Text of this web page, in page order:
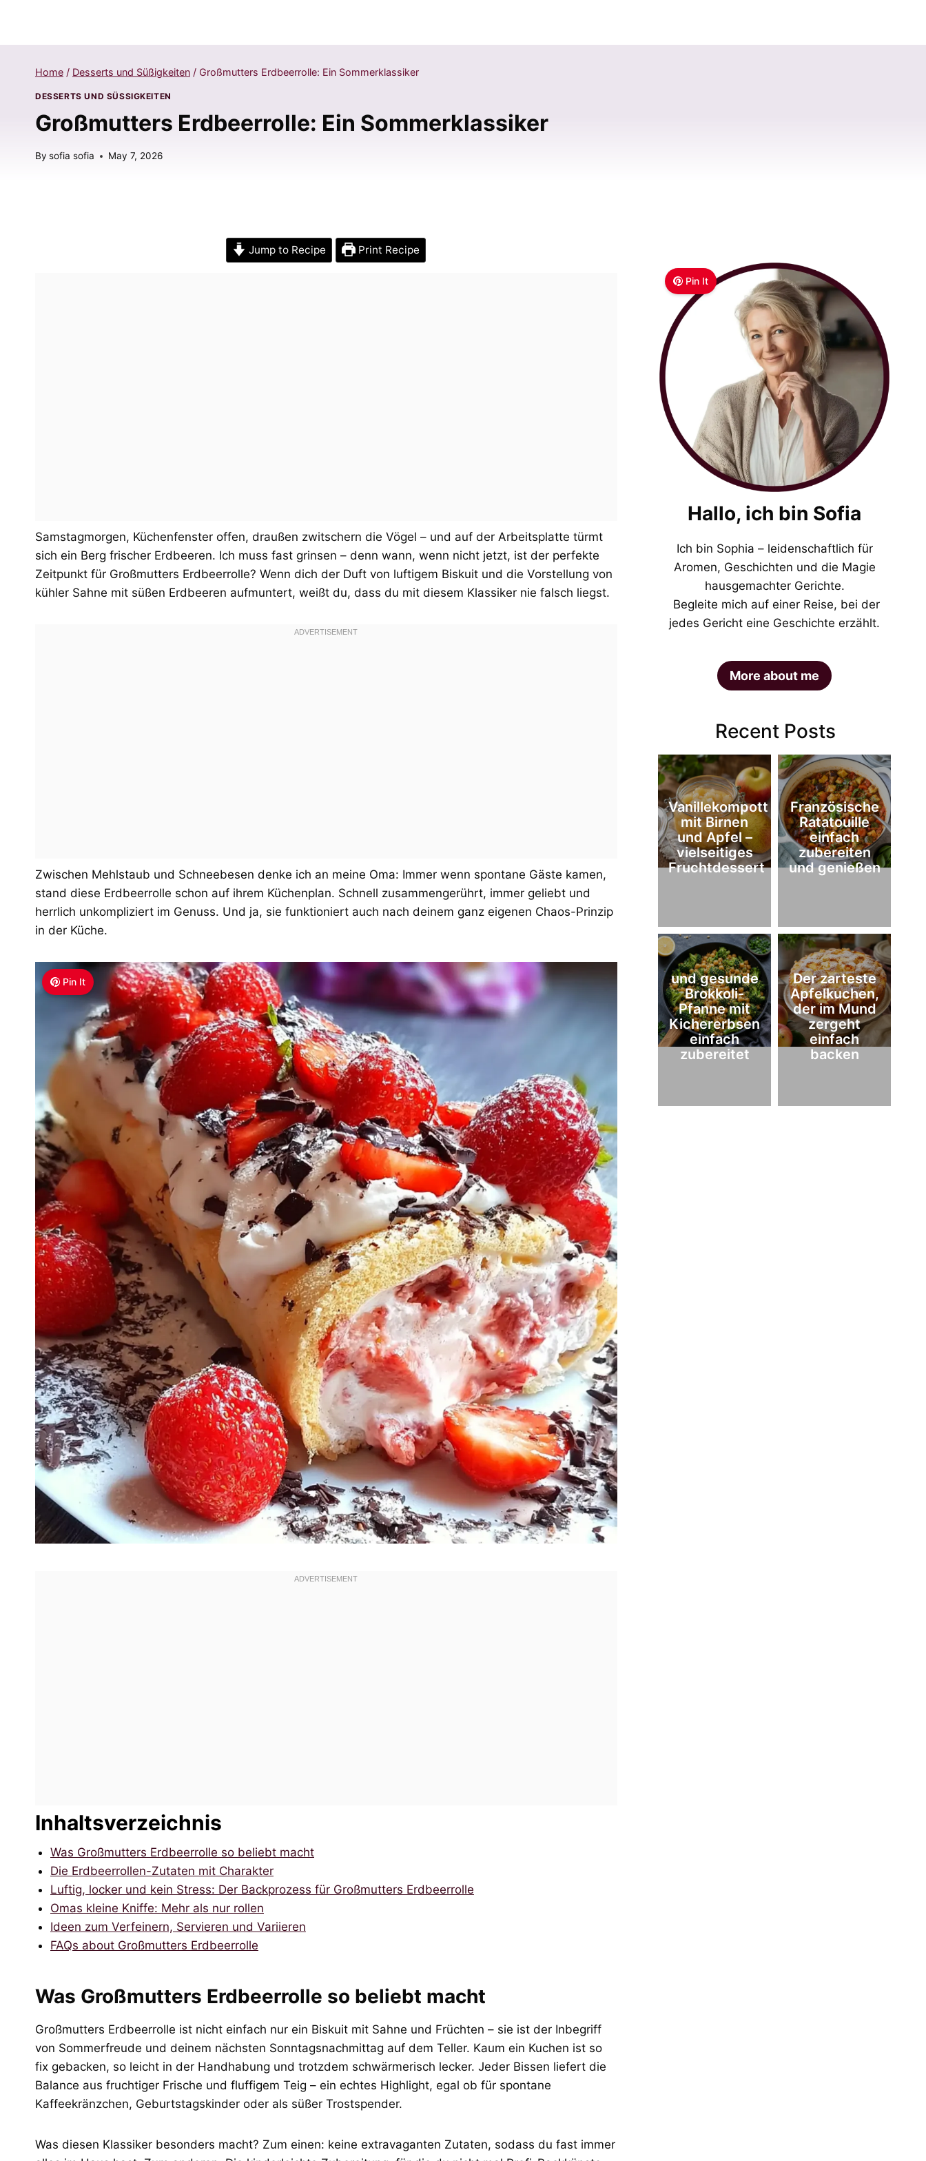
Home / Desserts und Süßigkeiten / Großmutters Erdbeerrolle: Ein Sommerklassiker
DESSERTS UND SÜSSIGKEITEN
Großmutters Erdbeerrolle: Ein Sommerklassiker
By sofia sofia May 7, 2026
Jump to Recipe Print Recipe
Samstagmorgen, Küchenfenster offen, draußen zwitschern die Vögel – und auf der Arbeitsplatte türmt
sich ein Berg frischer Erdbeeren. Ich muss fast grinsen – denn wann, wenn nicht jetzt, ist der perfekte
Zeitpunkt für Großmutters Erdbeerrolle? Wenn dich der Duft von luftigem Biskuit und die Vorstellung von
kühler Sahne mit süßen Erdbeeren aufmuntert, weißt du, dass du mit diesem Klassiker nie falsch liegst.
Zwischen Mehlstaub und Schneebesen denke ich an meine Oma: Immer wenn spontane Gäste kamen,
stand diese Erdbeerrolle schon auf ihrem Küchenplan. Schnell zusammengerührt, immer geliebt und
herrlich unkompliziert im Genuss. Und ja, sie funktioniert auch nach deinem ganz eigenen Chaos-Prinzip
in der Küche.
Pin It
Inhaltsverzeichnis
Was Großmutters Erdbeerrolle so beliebt macht
Die Erdbeerrollen-Zutaten mit Charakter
Luftig, locker und kein Stress: Der Backprozess für Großmutters Erdbeerrolle
Omas kleine Kniffe: Mehr als nur rollen
Ideen zum Verfeinern, Servieren und Variieren
FAQs about Großmutters Erdbeerrolle
Was Großmutters Erdbeerrolle so beliebt macht
Großmutters Erdbeerrolle ist nicht einfach nur ein Biskuit mit Sahne und Früchten – sie ist der Inbegriff
von Sommerfreude und deinem nächsten Sonntagsnachmittag auf dem Teller. Kaum ein Kuchen ist so
fix gebacken, so leicht in der Handhabung und trotzdem schwärmerisch lecker. Jeder Bissen liefert die
Balance aus fruchtiger Frische und fluffigem Teig – ein echtes Highlight, egal ob für spontane
Kaffeekränzchen, Geburtstagskinder oder als süßer Trostspender.
Was diesen Klassiker besonders macht? Zum einen: keine extravaganten Zutaten, sodass du fast immer
Pin It
Hallo, ich bin Sofia
Ich bin Sophia – leidenschaftlich für
Aromen, Geschichten und die Magie
hausgemachter Gerichte.
Begleite mich auf einer Reise, bei der
jedes Gericht eine Geschichte erzählt.
More about me
Recent Posts
Vanillekompott
mit Birnen
und Apfel –
vielseitiges
Fruchtdessert
Französische
Ratatouille
einfach
zubereiten
und genießen
und gesunde
Brokkoli-
Pfanne mit
Kichererbsen
einfach
zubereitet
Der zarteste
Apfelkuchen,
der im Mund
zergeht
einfach
backen